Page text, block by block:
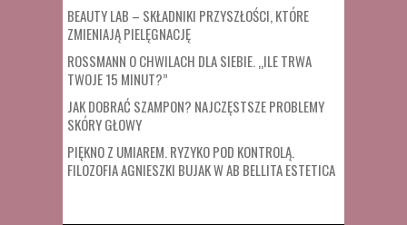
BEAUTY LAB – SKŁADNIKI PRZYSZŁOŚCI, KTÓRE
ZMIENIAJĄ PIELĘGNACJĘ
ROSSMANN O CHWILACH DLA SIEBIE. „ILE TRWA
TWOJE 15 MINUT?”
JAK DOBRAĆ SZAMPON? NAJCZĘSTSZE PROBLEMY
SKÓRY GŁOWY
PIĘKNO Z UMIAREM. RYZYKO POD KONTROLĄ.
FILOZOFIA AGNIESZKI BUJAK W AB BELLITA ESTETICA